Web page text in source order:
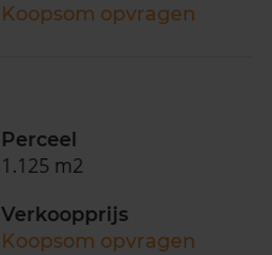
Koopsom opvragen
Perceel
1.125 m2
Verkoopprijs
Koopsom opvragen